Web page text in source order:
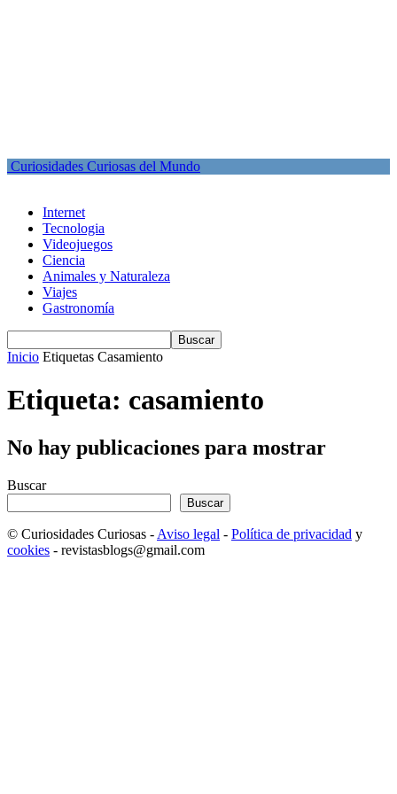
Curiosidades Curiosas del Mundo
Internet
Tecnologia
Videojuegos
Ciencia
Animales y Naturaleza
Viajes
Gastronomía
Inicio Etiquetas Casamiento
Etiqueta: casamiento
No hay publicaciones para mostrar
Buscar
Buscar
© Curiosidades Curiosas - Aviso legal - Política de privacidad y
cookies - revistasblogs@gmail.com